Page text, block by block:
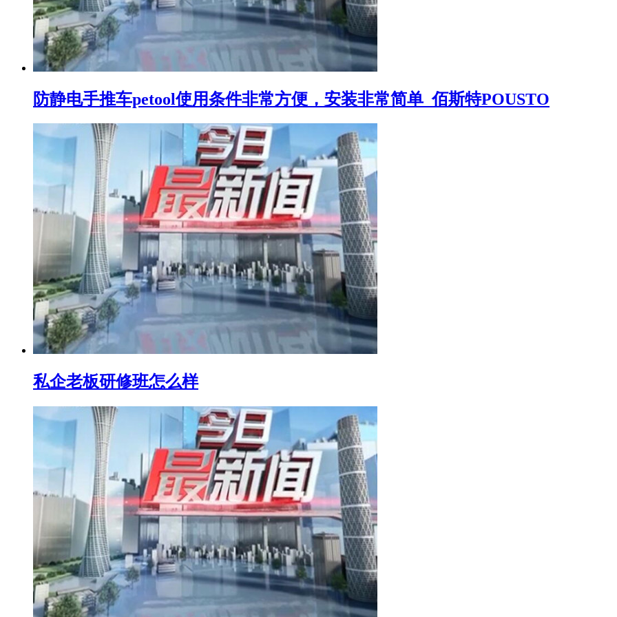
防静电手推车petool使用条件非常方便，安装非常简单_佰斯特POUSTO
私企老板研修班怎么样